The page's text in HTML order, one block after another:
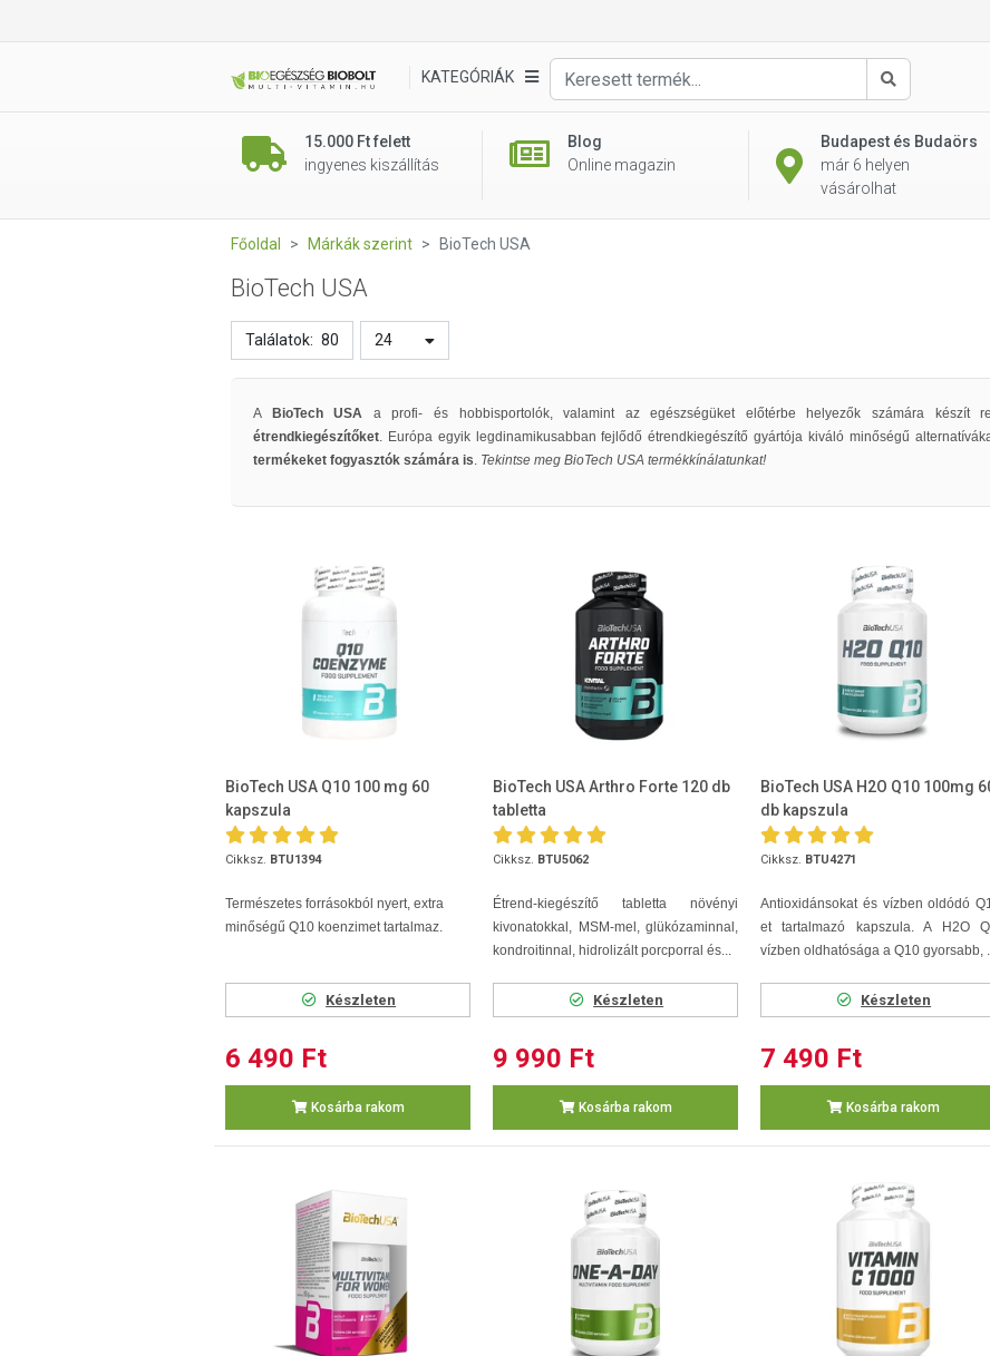
KATEGÓRIÁK
Keresés
15.000 Ft felett
ingyenes kiszállítás
Blog
Online magazin
Budapest és Budaörs
már 6 helyen
vásárolhat
Főoldal Márkák szerint BioTech USA
BioTech USA
Találatok: 80 24
A BioTech USA a profi- és hobbisportolók, valamint az egészségüket előtérbe helyezők számára készít
étrendkiegészítőket. Európa egyik legdinamikusabban fejlődő étrendkiegészítő gyártója kiváló minőségű
termékeket fogyasztók számára is. Tekintse meg BioTech USA termékkínálatunkat!
BioTech USA Q10 100 mg 60
kapszula
Cikksz. BTU1394
Természetes forrásokból nyert, extra
minőségű Q10 koenzimet tartalmaz.
Készleten
6 490 Ft
Kosárba rakom
BioTech USA Arthro Forte 120 db
tabletta
Cikksz. BTU5062
Étrend-kiegészítő tabletta növényi
kivonatokkal, MSM-mel, glükózaminnal,
kondroitinnal, hidrolizált porcporral és...
Készleten
9 990 Ft
Kosárba rakom
BioTech USA H2O Q10 100mg
db kapszula
Cikksz. BTU4271
Antioxidánsokat és vízben oldódó
et tartalmazó kapszula. A H2O
vízben oldhatósága a Q10 gyorsabb, ...
Készleten
7 490 Ft
Kosárba rakom